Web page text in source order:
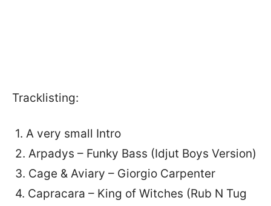
Tracklisting:
1. A very small Intro
2. Arpadys – Funky Bass (Idjut Boys Version)
3. Cage & Aviary – Giorgio Carpenter
4. Capracara – King of Witches (Rub N Tug